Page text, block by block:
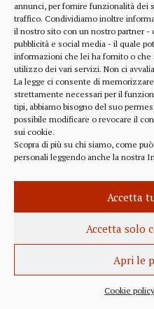
annunci, per fornire funzionalità dei
traffico. Condividiamo inoltre
il nostro sito con un nostro partner -
pubblicità e social media - il quale
informazioni che lei ha fornito o
utilizzo dei vari servizi. Non ci
La legge ci consente di
strettamente necessari per il
tipi, abbiamo bisogno del suo
possibile modificare o revocare il
sui cookie.
Scopra di più su chi siamo, come
personali leggendo anche la nostra
Accetta
Accetta solo
Apri le
Cookie policy
espressione il complesso
fallimento dell’economia
la colpa dei tragici eventi
agito in assenza di ethos, di
normatività etica e di una
sapeva Aristotele,
propriamente detta
gestire correttamente
mezzo, messotes, la casa,
zen) distinguendola da una
l’abilità di procurarsi ed
sostiene che “Forse a
Le colpe del
Nell’orizzonte entro il quale
moventi del crollo
tutto particolareggiata è